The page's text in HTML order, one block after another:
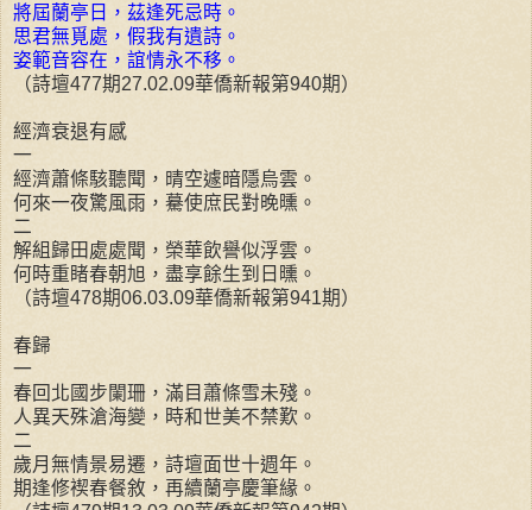
將屆蘭亭日，茲逢死忌時。
思君無覓處，假我有遺詩。
姿範音容在，誼情永不移。
（詩壇477期27.02.09華僑新報第940期）
經濟衰退有感
一
經濟蕭條駭聽聞，晴空遽暗隱烏雲。
何來一夜驚風雨，驀使庶民對晚曛。
二
解組歸田處處聞，榮華飲譽似浮雲。
何時重睹春朝旭，盡享餘生到日曛。
（詩壇478期06.03.09華僑新報第941期）
春歸
一
春回北國步闌珊，滿目蕭條雪未殘。
人異天殊滄海變，時和世美不禁歎。
二
歲月無情景易遷，詩壇面世十週年。
期逢修褉春餐敘，再續蘭亭慶筆緣。